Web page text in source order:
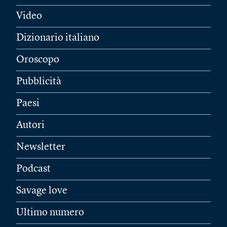
Video
Dizionario italiano
Oroscopo
Pubblicità
Paesi
Autori
Newsletter
Podcast
Savage love
Ultimo numero